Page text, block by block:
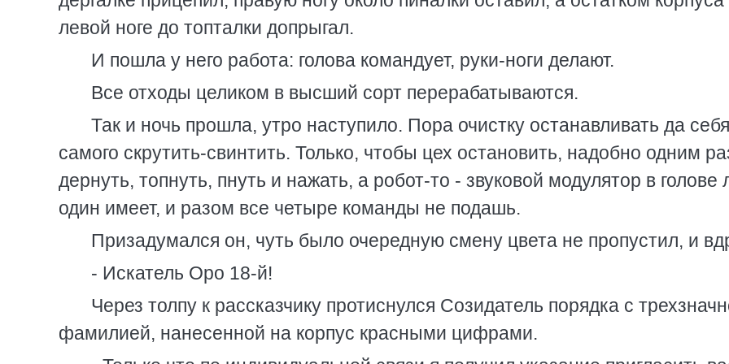
левой ноге до топталки допрыгал.
И пошла у него работа: голова командует, руки-ноги делают.
Все отходы целиком в высший сорт перерабатываются.
Так и ночь прошла, утро наступило. Пора очистку останавливать да себя
самого скрутить-свинтить. Только, чтобы цех остановить, надобно одним
дернуть, топнуть, пнуть и нажать, а робот-то - звуковой модулятор в голове
один имеет, и разом все четыре команды не подашь.
Призадумался он, чуть было очередную смену цвета не пропустил, и
- Искатель Оро 18-й!
Через толпу к рассказчику протиснулся Созидатель порядка с
фамилией, нанесенной на корпус красными цифрами.